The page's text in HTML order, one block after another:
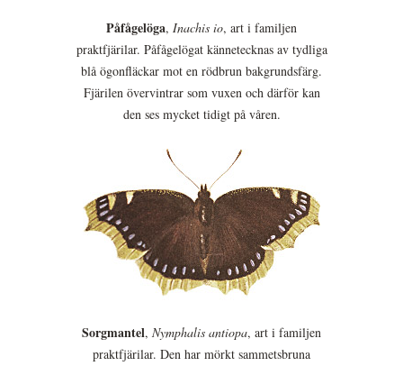
Påfågelöga, Inachis io, art i familjen
praktfjärilar. Påfågelögat kännetecknas av tydliga
blå ögonfläckar mot en rödbrun bakgrundsfärg.
Fjärilen övervintrar som vuxen och därför kan
den ses mycket tidigt på våren.
Sorgmantel, Nymphalis antiopa, art i familjen
praktfjärilar. Den har mörkt sammetsbruna